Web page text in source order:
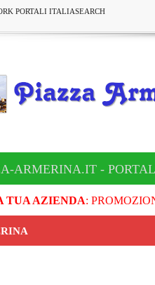
PORTALI ITALIASEARCH
ARMERINA.IT -
TUA AZIENDA: